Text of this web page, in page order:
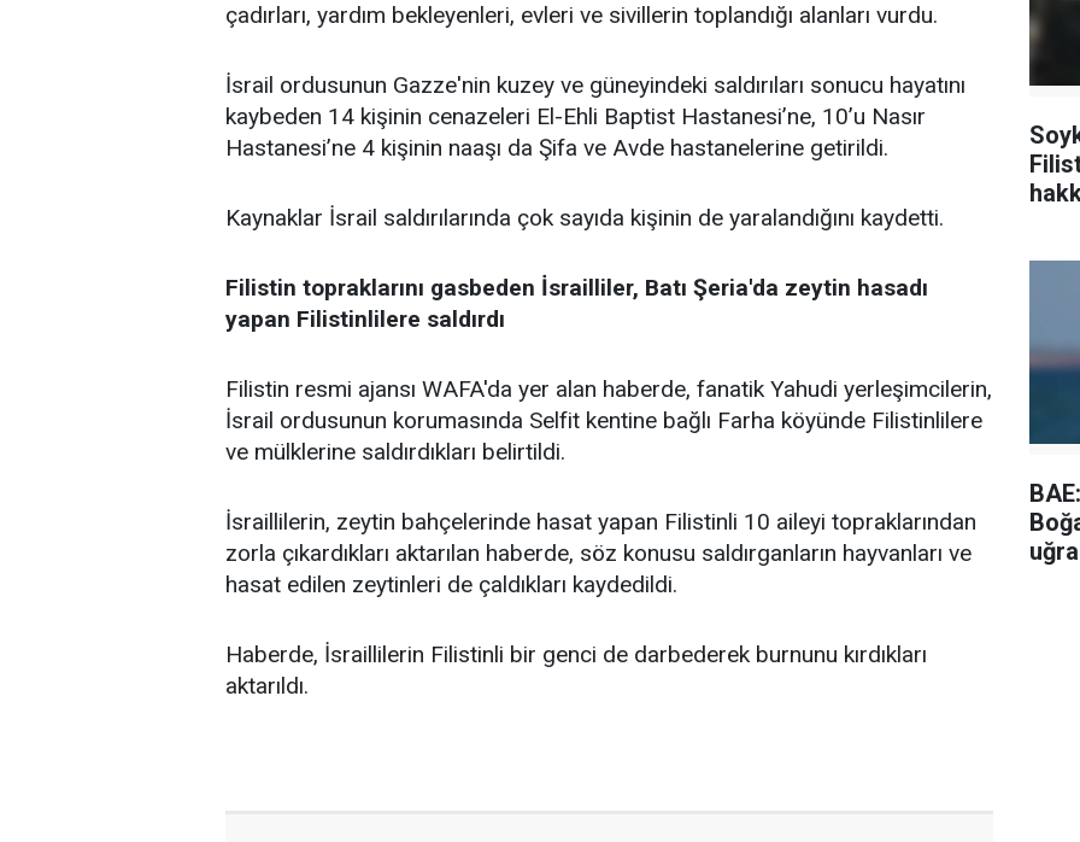
çadırları, yardım bekleyenleri, evleri ve sivillerin toplandığı alanları vurdu.
İsrail ordusunun Gazze'nin kuzey ve güneyindeki saldırıları sonucu hayatını
kaybeden 14 kişinin cenazeleri El-Ehli Baptist Hastanesi’ne, 10’u Nasır
Hastanesi’ne 4 kişinin naaşı da Şifa ve Avde hastanelerine getirildi.
Kaynaklar İsrail saldırılarında çok sayıda kişinin de yaralandığını kaydetti.
Filistin topraklarını gasbeden İsrailliler, Batı Şeria'da zeytin hasadı
yapan Filistinlilere saldırdı
Filistin resmi ajansı WAFA'da yer alan haberde, fanatik Yahudi yerleşimcilerin,
İsrail ordusunun korumasında Selfit kentine bağlı Farha köyünde Filistinlilere
ve mülklerine saldırdıkları belirtildi.
İsraillilerin, zeytin bahçelerinde hasat yapan Filistinli 10 aileyi topraklarından
zorla çıkardıkları aktarılan haberde, söz konusu saldırganların hayvanları ve
hasat edilen zeytinleri de çaldıkları kaydedildi.
Haberde, İsraillilerin Filistinli bir genci de darbederek burnunu kırdıkları
aktarıldı.